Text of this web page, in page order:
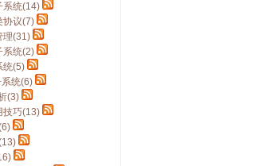
系统(14)
协议(7)
理(31)
系统(2)
统(5)
统(6)
(3)
技巧(13)